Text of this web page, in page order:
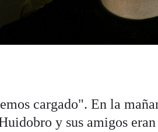
cargado". En la
y sus amigos